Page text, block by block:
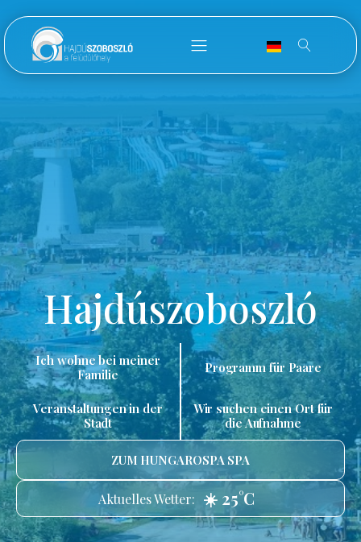
Hajdúszoboszló
Ich wohne bei meiner
Familie
Programm für Paare
Veranstaltungen in der
Stadt
Wir suchen einen Ort für
die Aufnahme
ZUM HUNGAROSPA SPA
Aktuelles Wetter: ☀️ 25°C